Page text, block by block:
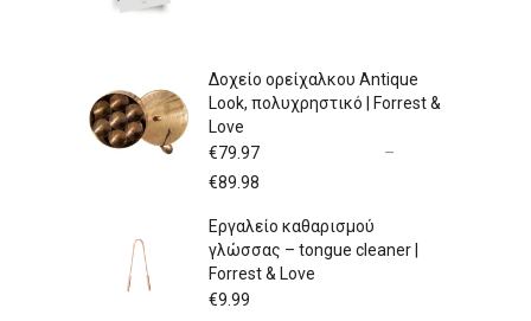
Δοχείο ορείχαλκου Antique
Look, πολυχρηστικό | Forrest &
Love
€79.97
–
€89.98
through
Εργαλείο καθαρισμού
γλώσσας – tongue cleaner |
Forrest & Love
€9.99